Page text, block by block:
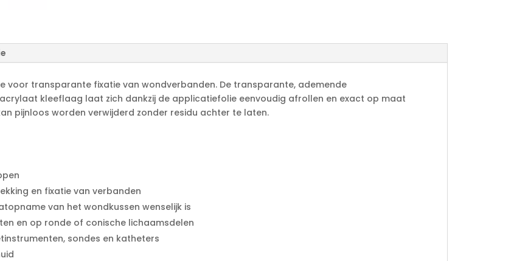
:
voor transparante fixatie van wondverbanden. De transparante, ademende
kleeflaag laat zich dankzij de applicatiefolie eenvoudig afrollen en exact op maat
pijnloos worden verwijderd zonder residu achter te laten.
en fixatie van verbanden
van het wondkussen wenselijk is
en op ronde of conische lichaamsdelen
sondes en katheters